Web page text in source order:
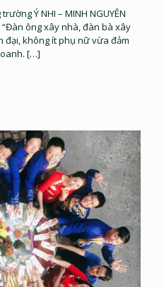
Ý NHI – MINH NGUYÊN
ông xây nhà, đàn bà xây
đại, không ít phụ nữ vừa đảm
[…]